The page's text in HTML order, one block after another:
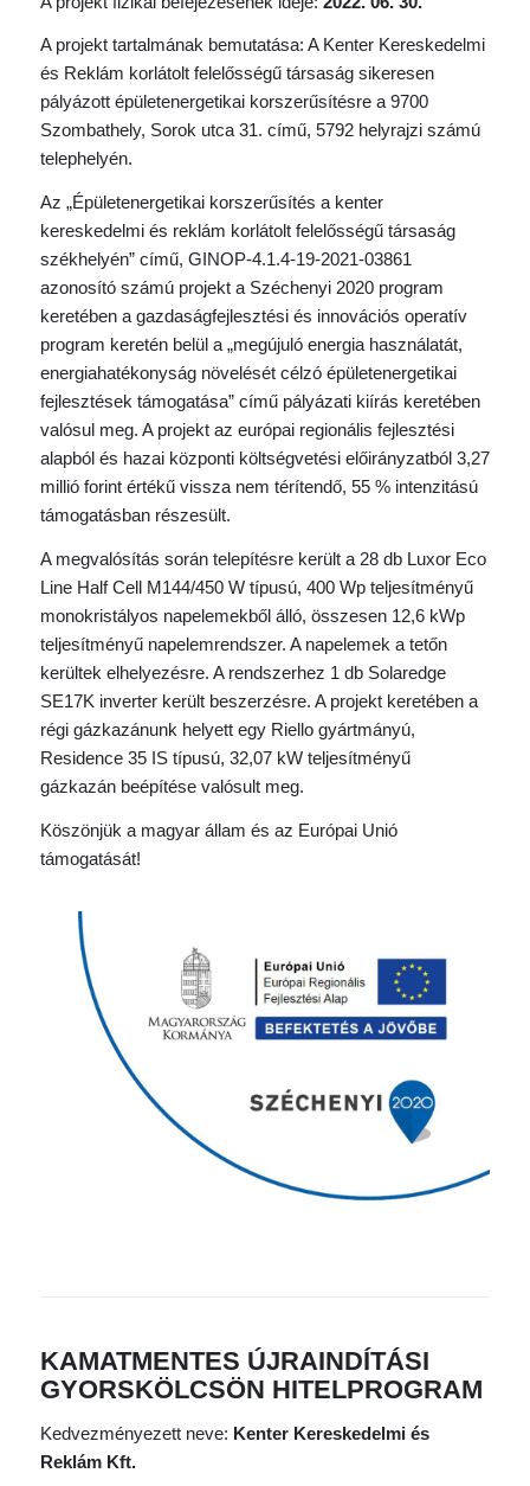
A projekt tartalmának bemutatása: A Kenter Kereskedelmi
és Reklám korlátolt felelősségű társaság sikeresen
pályázott épületenergetikai korszerűsítésre a 9700
Szombathely, Sorok utca 31. című, 5792 helyrajzi számú
telephelyén.
Az „Épületenergetikai korszerűsítés a kenter
kereskedelmi és reklám korlátolt felelősségű társaság
székhelyén” című, GINOP-4.1.4-19-2021-03861
azonosító számú projekt a Széchenyi 2020 program
keretében a gazdaságfejlesztési és innovációs operatív
program keretén belül a „megújuló energia használatát,
energiahatékonyság növelését célzó épületenergetikai
fejlesztések támogatása” című pályázati kiírás keretében
valósul meg. A projekt az európai regionális fejlesztési
alapból és hazai központi költségvetési előirányzatból 3,27
millió forint értékű vissza nem térítendő, 55 % intenzitású
támogatásban részesült.
A megvalósítás során telepítésre került a 28 db Luxor Eco
Line Half Cell M144/450 W típusú, 400 Wp teljesítményű
monokristályos napelemekből álló, összesen 12,6 kWp
teljesítményű napelemrendszer. A napelemek a tetőn
kerültek elhelyezésre. A rendszerhez 1 db Solaredge
SE17K inverter került beszerzésre. A projekt keretében a
régi gázkazánunk helyett egy Riello gyártmányú,
Residence 35 IS típusú, 32,07 kW teljesítményű
gázkazán beépítése valósult meg.
Köszönjük a magyar állam és az Európai Unió
támogatását!
KAMATMENTES ÚJRAINDÍTÁSI
GYORSKÖLCSÖN HITELPROGRAM
Kedvezményezett neve: Kenter Kereskedelmi és
Reklám Kft.